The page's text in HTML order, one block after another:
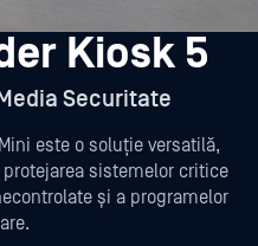
Kiosk 5
Securitate
este o soluție versatilă,
sistemelor critice
și a programelor